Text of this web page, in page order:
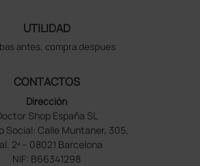
UTILIDAD
antes, compra despues
CONTACTOS
Dirección
Shop España SL
Social: Calle Muntaner, 305,
2ª – 08021 Barcelona
NIF: B66341298